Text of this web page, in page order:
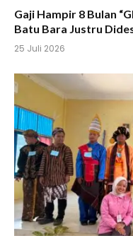
Gaji Hampir 8 Bulan
Batu Bara Justru
25 Juli 2026